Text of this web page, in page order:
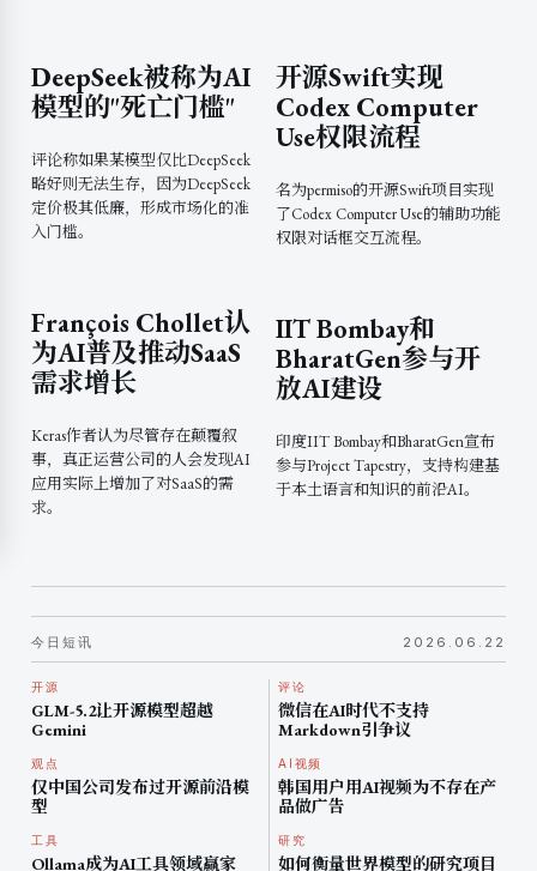
DeepSeek被称为AI
模型的"死亡门槛"
评论称如果某模型仅比DeepSeek
略好则无法生存，因为DeepSeek
定价极其低廉，形成市场化的准
入门槛。
François Chollet认
为AI普及推动SaaS
需求增长
Keras作者认为尽管存在颠覆叙
事，真正运营公司的人会发现AI
应用实际上增加了对SaaS的需
求。
开源Swift实现
Codex Computer
Use权限流程
名为permiso的开源Swift项目实现
了Codex Computer Use的辅助功能
权限对话框交互流程。
IIT Bombay和
BharatGen参与开
放AI建设
印度IIT Bombay和BharatGen宣布
参与Project Tapestry，支持构建基
于本土语言和知识的前沿AI。
今日短讯 2026.06.22
开源
GLM-5.2让开源模型超越
Gemini
观点
仅中国公司发布过开源前沿模
型
工具
Ollama成为AI工具领域赢家
评论
微信在AI时代不支持
Markdown引争议
AI视频
韩国用户用AI视频为不存在产
品做广告
研究
如何衡量世界模型的研究项目